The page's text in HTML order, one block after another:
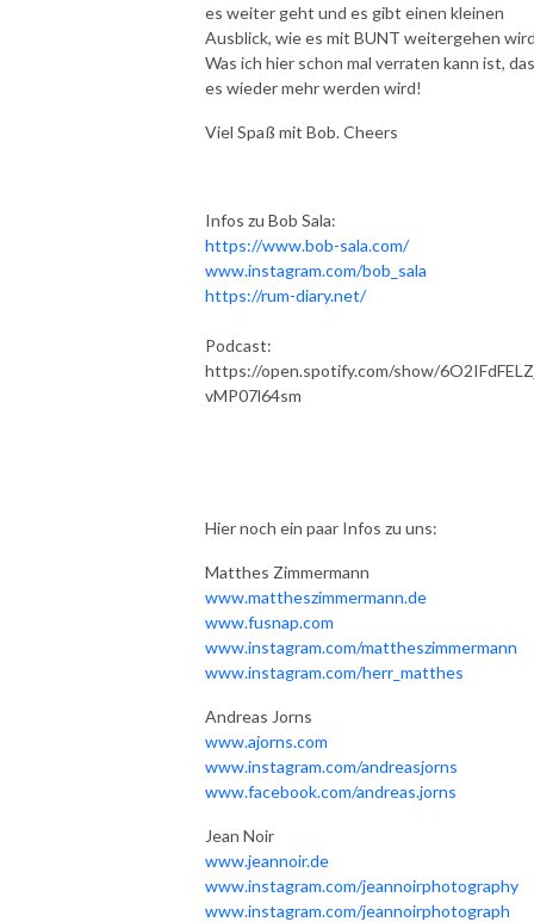
es weiter geht und es gibt einen kleinen
Ausblick, wie es mit BUNT weitergehen
Was ich hier schon mal verraten kann ist,
es wieder mehr werden wird!
Viel Spaß mit Bob. Cheers
Infos zu Bob Sala:
https://www.bob-sala.com/
www.instagram.com/bob_sala
https://rum-diary.net/
Podcast:
https://open.spotify.com/show/
vMP07l64sm
Hier noch ein paar Infos zu uns:
Matthes Zimmermann
www.mattheszimmermann.de
www.fusnap.com
www.instagram.com/mattheszimmermann
www.instagram.com/herr_matthes
Andreas Jorns
www.ajorns.com
www.instagram.com/andreasjorns
www.facebook.com/andreas.jorns
Jean Noir
www.jeannoir.de
www.instagram.com/jeannoirphotography
www.instagram.com/jeannoirphotograph